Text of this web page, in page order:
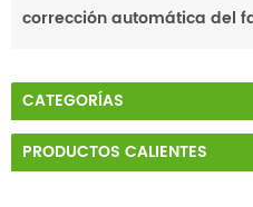
CATEGORÍAS
PRODUCTOS CALIENTES